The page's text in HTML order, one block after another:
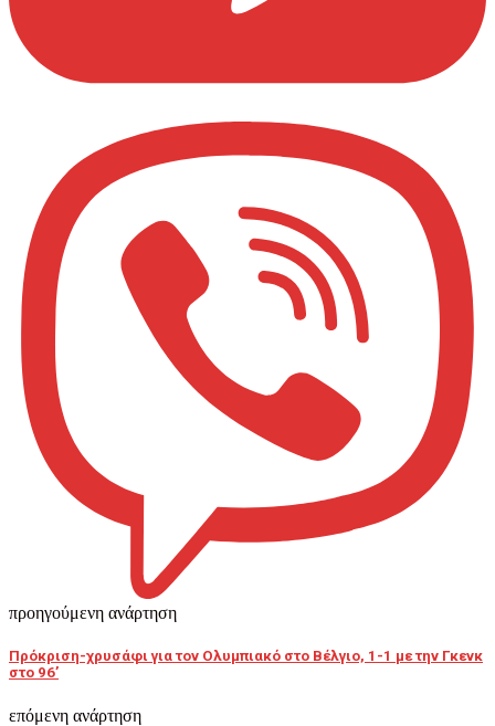
προηγούμενη ανάρτηση
Πρόκριση-χρυσάφι για τον Ολυμπιακό στο Βέλγιο, 1-1 με την Γκενκ
στο 96’
επόμενη ανάρτηση